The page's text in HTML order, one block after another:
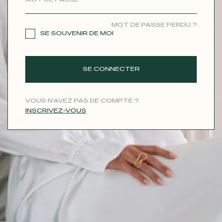
MOT DE PASSE PERDU ?
SE SOUVENIR DE MOI
SE CONNECTER
VOUS N'AVEZ PAS DE COMPTE ?
INSCRIVEZ-VOUS